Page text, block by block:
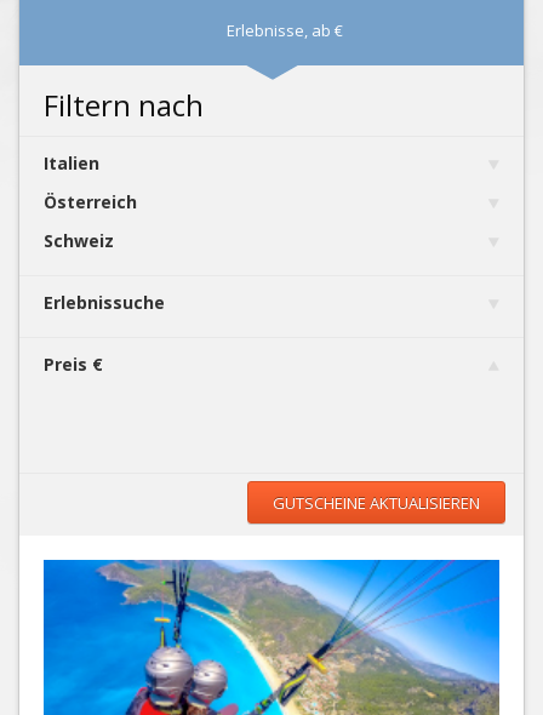
Erlebnisse, ab €
Filtern nach
Italien
Österreich
Schweiz
Erlebnissuche
Preis €
GUTSCHEINE AKTUALISIEREN